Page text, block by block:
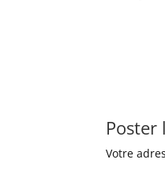
Votre